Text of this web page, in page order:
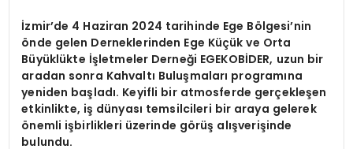
İzmir’de 4 Haziran 2024 tarihinde Ege Bölgesi’nin
önde gelen Derneklerinden Ege Küçük ve Orta
Büyüklükte İşletmeler Derneği EGEKOBİDER, uzun bir
aradan sonra Kahvaltı Buluşmaları programına
yeniden başladı. Keyifli bir atmosferde gerçekleşen
etkinlikte, iş dünyası temsilcileri bir araya gelerek
önemli işbirlikleri üzerinde görüş alışverişinde
bulundu.